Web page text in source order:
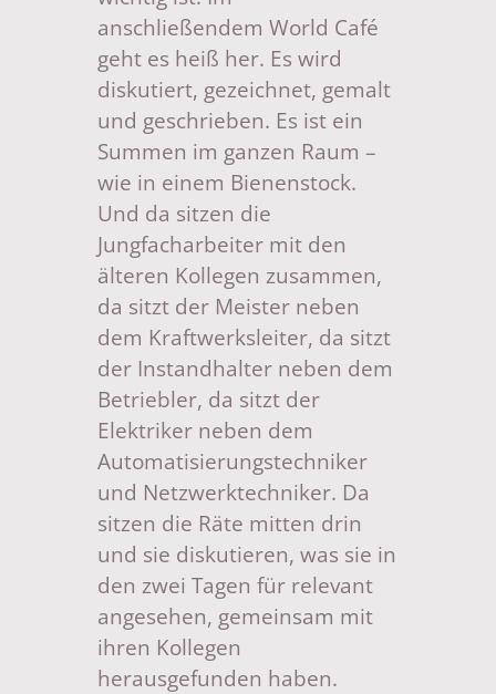
anschließendem World Café
geht es heiß her. Es wird
diskutiert, gezeichnet, gemalt
und geschrieben. Es ist ein
Summen im ganzen Raum –
wie in einem Bienenstock.
Und da sitzen die
Jungfacharbeiter mit den
älteren Kollegen zusammen,
da sitzt der Meister neben
dem Kraftwerksleiter, da sitzt
der Instandhalter neben dem
Betriebler, da sitzt der
Elektriker neben dem
Automatisierungstechniker
und Netzwerktechniker. Da
sitzen die Räte mitten drin
und sie diskutieren, was sie in
den zwei Tagen für relevant
angesehen, gemeinsam mit
ihren Kollegen
herausgefunden haben.